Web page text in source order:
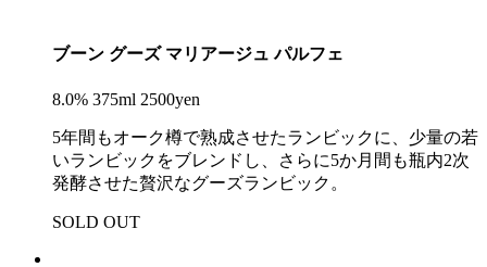
ブーン グーズ マリアージュ パルフェ
8.0% 375ml 2500yen
5年間もオーク樽で熟成させたランビックに、少量の若
いランビックをブレンドし、さらに5か月間も瓶内2次
発酵させた贅沢なグーズランビック。
SOLD OUT